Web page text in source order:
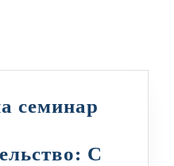
семинар
С